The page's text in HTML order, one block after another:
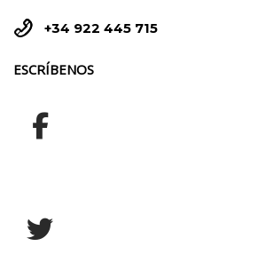

 +34 922 445 715
ESCRÍBENOS